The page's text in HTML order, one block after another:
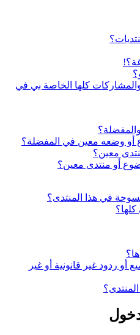
كلها الخاصة بي في
أو وضعه معين في المفضلة؟
معين؟
أو منتدى معين؟
في هذا المنتدى؟
ردود غير قانونية أو غير